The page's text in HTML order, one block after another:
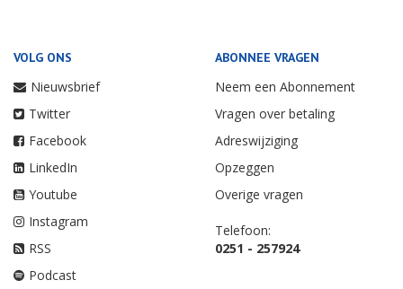
VOLG ONS
Nieuwsbrief
Twitter
Facebook
LinkedIn
Youtube
Instagram
RSS
Podcast
ABONNEE VRAGEN
Neem een Abonnement
Vragen over betaling
Adreswijziging
Opzeggen
Overige vragen
Telefoon:
0251 - 257924